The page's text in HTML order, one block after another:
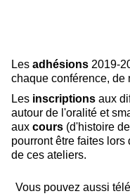
Les adhésions 2019-
chaque conférence, de
Les inscriptions aux
autour de l'oralité et
aux cours (d'histoire
pourront être faites
de ces ateliers.
Vous pouvez aussi